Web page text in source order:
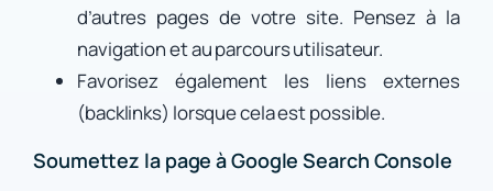
d’autres pages de votre site. Pensez à la
navigation et au parcours utilisateur.
Favorisez également les liens externes
(backlinks) lorsque cela est possible.
Soumettez la page à Google Search Console